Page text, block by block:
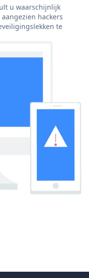
u waarschijnlijk
hackers
te